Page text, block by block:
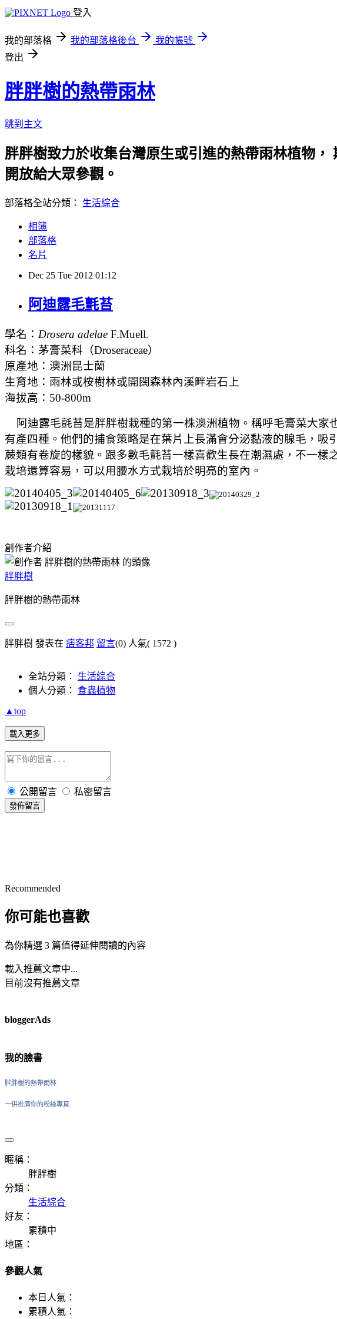
登入
我的部落格 我的部落格後台
我的帳號
登出
胖胖樹的熱帶雨林
跳到主文
胖胖樹致力於收集台灣原生或引進的熱帶雨林植物
開放給大眾參觀。
部落格全站分類： 生活綜合
相簿
部落格
名片
Dec 25 Tue 2012 01:12
阿迪露毛氈苔
學名： Drosera adelae F.Muell.
科名：茅膏菜科（Droseraceae）
原產地：澳洲昆士蘭
生育地：雨林或桉樹林或開闊森林內溪畔岩石上
海拔高： 50-800m
阿迪露毛氈苔是胖胖樹栽種的第一株澳洲植物。稱呼毛膏菜大家
有產四種。他們的捕食策略是在葉片上長滿會分泌黏液的腺毛，
蕨類有卷旋的樣貌。跟多數毛氈苔一樣喜歡生長在潮濕處，不一
栽培還算容易，可以用腰水方式栽培於明亮的室內。
創作者介紹
胖胖樹
胖胖樹的熱帶雨林
胖胖樹 發表在 痞客邦 留言(0) 人氣( 1572 )
全站分類： 生活綜合
個人分類： 食蟲植物
▲top
載入更多
公開留言 私密留言
發佈留言
Recommended
你可能也喜歡
為你精選 3 篇值得延伸閱讀的內容
載入推薦文章中...
目前沒有推薦文章
bloggerAds
我的臉書
胖胖樹的熱帶雨林
一併推廣你的粉絲專頁
暱稱：
胖胖樹
分類：
生活綜合
好友：
累積中
地區：
參觀人氣
本日人氣：
累積人氣：